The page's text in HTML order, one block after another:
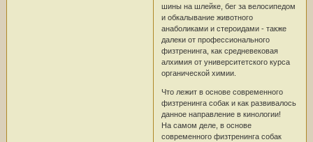
шины на шлейке, бег за велосипедом
и обкалывание животного
анаболиками и стероидами - также
далеки от профессионального
физтренинга, как средневековая
алхимия от университетского курса
органической химии.
Что лежит в основе современного
физтренинга собак и как развивалось
данное направление в кинологии!
На самом деле, в основе
современного физтренинга собак